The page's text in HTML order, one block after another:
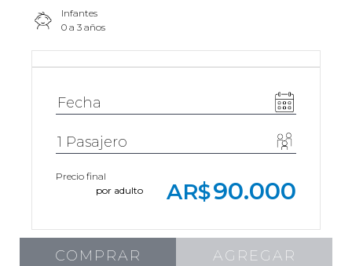
Infantes
0 a 3 años
Precio final
por adulto
AR$90.000
COMPRAR AGREGAR